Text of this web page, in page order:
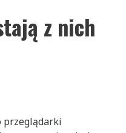
z nich
przeglądarki